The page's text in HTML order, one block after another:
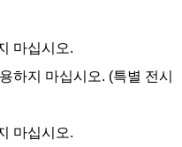
마십시오.
하지 마십시오. (특별 전시
마십시오.